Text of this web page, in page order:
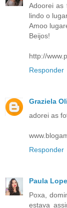
Adoorei as
lindo o
Amoo
Beijos!
http://
Responder
Graziela
adorei as
Responder
Paula
Poxa,
estava